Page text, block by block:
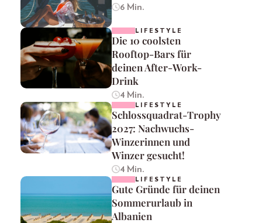
6 Min.
LIFESTYLE
Die 10 coolsten
Rooftop-Bars für
deinen After-Work-
Drink
4 Min.
LIFESTYLE
Schlossquadrat-Trophy
2027: Nachwuchs-
Winzerinnen und
Winzer gesucht!
4 Min.
LIFESTYLE
Gute Gründe für deinen
Sommerurlaub in
Albanien